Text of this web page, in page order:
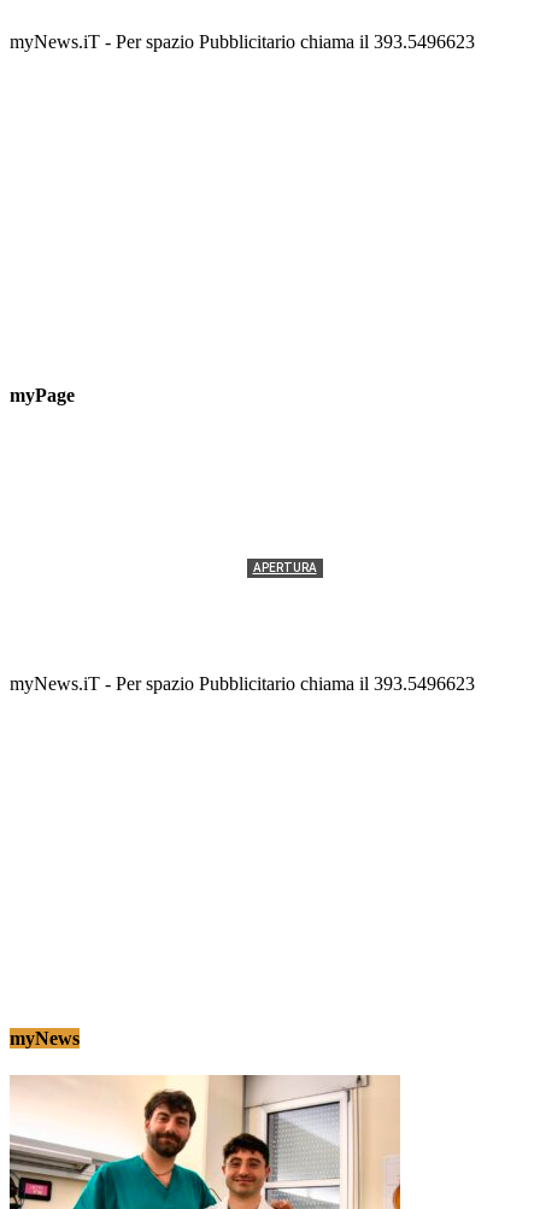
myNews.iT - Per spazio Pubblicitario chiama il 393.5496623
myPage
APERTURA
myNews.iT - Per spazio Pubblicitario chiama il 393.5496623
myNews